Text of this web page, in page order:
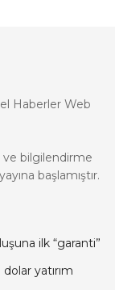
Haberler Web
ve bilgilendirme
başlamıştır.
ilk “garanti”
yatırım